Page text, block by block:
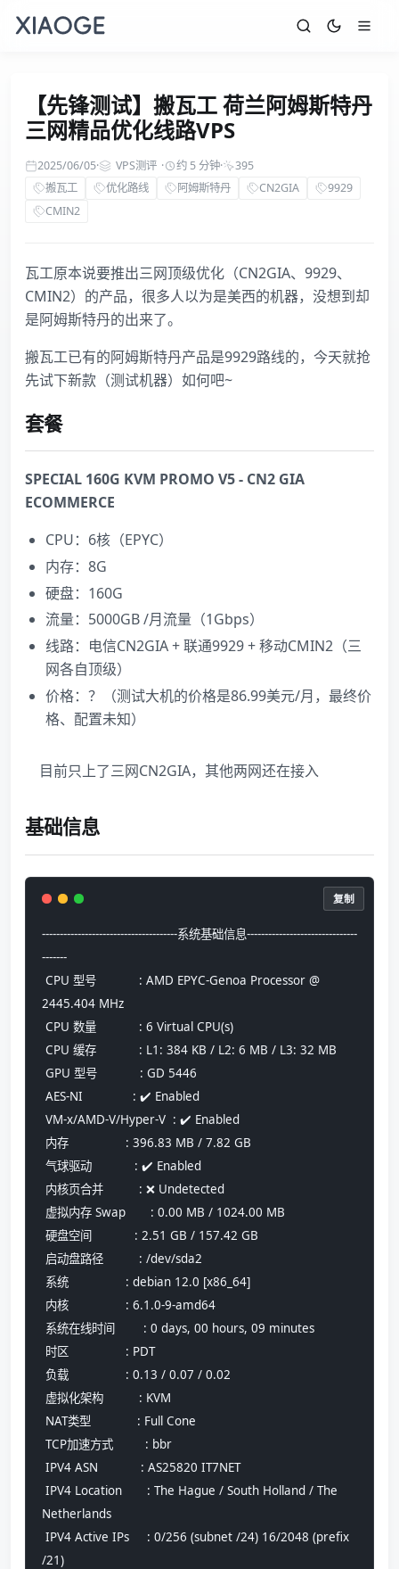
【先锋测试】搬瓦工 荷兰阿姆斯特丹
三网精品优化线路VPS
2025/06/05· VPS测评 · 约 5 分钟·
395
搬瓦工
优化路线 阿姆斯特丹 CN2GIA
9929
CMIN2
瓦工原本说要推出三网顶级优化（CN2GIA、9929、
CMIN2）的产品，很多人以为是美西的机器，没想到却
是阿姆斯特丹的出来了。
搬瓦工已有的阿姆斯特丹产品是9929路线的，今天就抢
先试下新款（测试机器）如何吧~
套餐
SPECIAL 160G KVM PROMO V5 - CN2 GIA
ECOMMERCE
CPU：6核（EPYC）
内存：8G
硬盘：160G
流量：5000GB /月流量（1Gbps）
线路：电信CN2GIA + 联通9929 + 移动CMIN2（三
网各自顶级）
价格：？（测试大机的价格是86.99美元/月，最终价
格、配置未知）
目前只上了三网CN2GIA，其他两网还在接入
基础信息
--------------------------------------系统基础信息-------------------------------
-------
2445.404 MHz
CPU 数量            : 6 Virtual CPU(s)
CPU 缓存            : L1: 384 KB / L2: 6 MB / L3: 32 MB
GPU 型号            : GD 5446
AES-NI              : ✔️ Enabled
VM-x/AMD-V/Hyper-V  : ✔️ Enabled
内存                : 396.83 MB / 7.82 GB
气球驱动            : ✔️ Enabled
内核页合并          : ❌ Undetected
虚拟内存 Swap       : 0.00 MB / 1024.00 MB
硬盘空间            : 2.51 GB / 157.42 GB
启动盘路径          : /dev/sda2
系统                : debian 12.0 [x86_64]
内核                : 6.1.0-9-amd64
系统在线时间        : 0 days, 00 hours, 09 minutes
时区                : PDT
负载                : 0.13 / 0.07 / 0.02
虚拟化架构          : KVM
NAT类型             : Full Cone
TCP加速方式         : bbr
IPV4 ASN            : AS25820 IT7NET
Netherlands
/21)
复制